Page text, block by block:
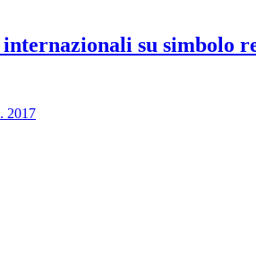
su simbolo
2017